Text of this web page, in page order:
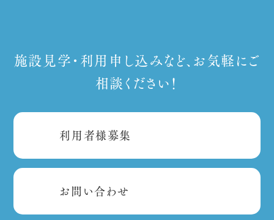
施設見学・利用申し込みなど、お気軽にご
相談ください！
利用者様募集
お問い合わせ